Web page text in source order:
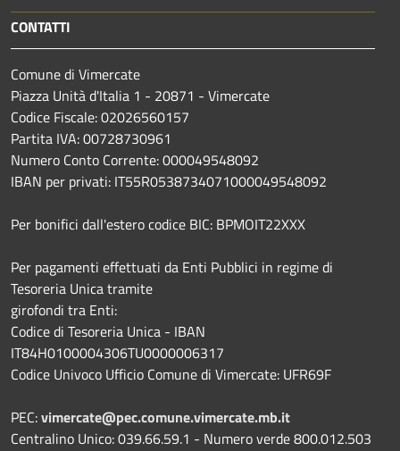
CONTATTI
Comune di Vimercate
Piazza Unità d'Italia 1 - 20871 - Vimercate
Codice Fiscale: 02026560157
Partita IVA: 00728730961
Numero Conto Corrente: 000049548092
IBAN per privati: IT55R0538734071000049548092
Per bonifici dall'estero codice BIC: BPMOIT22XXX
Per pagamenti effettuati da Enti Pubblici in regime di
Tesoreria Unica tramite
girofondi tra Enti:
Codice di Tesoreria Unica - IBAN
IT84H0100004306TU0000006317
Codice Univoco Ufficio Comune di Vimercate: UFR69F
PEC:vimercate@pec.comune.vimercate.mb.it
Centralino Unico: 039.66.59.1 - Numero verde 800.012.503